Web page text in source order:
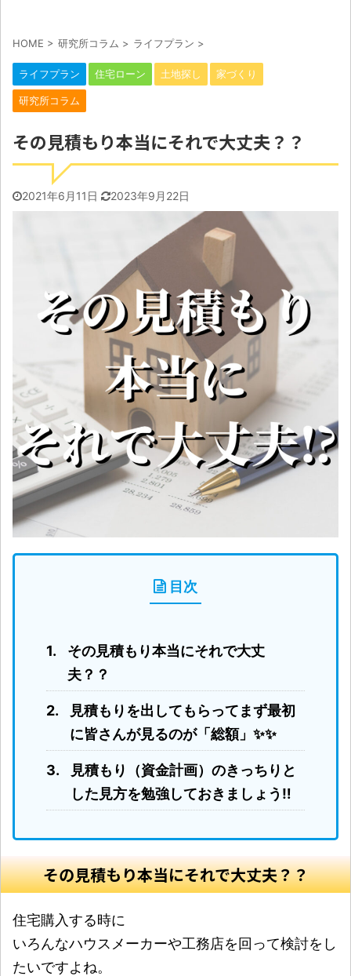
HOME > 研究所コラム > ライフプラン >
ライフプラン 住宅ローン 土地探し 家づくり
研究所コラム
その見積もり本当にそれで大丈夫？？
2021年6月11日 2023年9月22日
目次
その見積もり本当にそれで大丈
夫？？
見積もりを出してもらってまず最初
に皆さんが見るのが「総額」✨✨
見積もり（資金計画）のきっちりと
した見方を勉強しておきましょう‼️
その見積もり本当にそれで大丈夫？？
住宅購入する時に
いろんなハウスメーカーや工務店を回って検討をし
たいですよね。